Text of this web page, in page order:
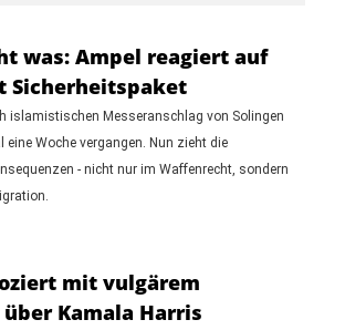
was: Ampel reagiert auf
Sicherheitspaket
islamistischen Messeranschlag von Solingen
Woche vergangen. Nun zieht die
- nicht nur im Waffenrecht, sondern
mit vulgärem
Kamala Harris